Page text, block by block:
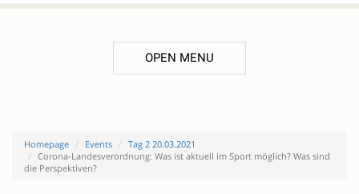
OPEN MENU
Homepage Events
Tag 2 20.03.2021
Corona-Landesverordnung: Was ist aktuell im Sport möglich? Was sind
die Perspektiven?